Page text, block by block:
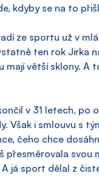
kdyby se na to
ze sportu už v
ten rok Jirka
větší sklony. A
v 31 letech, po
Však i smlouvu s
čeho chce
svou
já sport dělal z